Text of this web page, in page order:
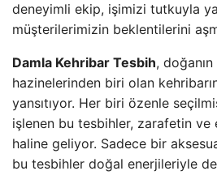
deneyimli ekip, işimizi tutkuyla
müşterilerimizin beklentilerini
Damla Kehribar Tesbih,
hazinelerinden biri olan
yansıtıyor. Her biri özenle
işlenen bu tesbihler, zarafetin ve
haline geliyor. Sadece bir
bu tesbihler doğal enerjileriyle de